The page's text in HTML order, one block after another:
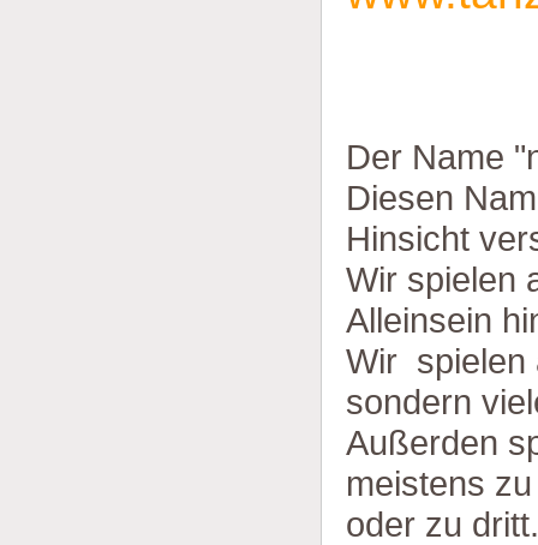
Der Name
Diesen
Hinsicht
Wir spielen
Alleinsein
Wir spielen
sondern
Außerden
meistens
oder zu dritt.